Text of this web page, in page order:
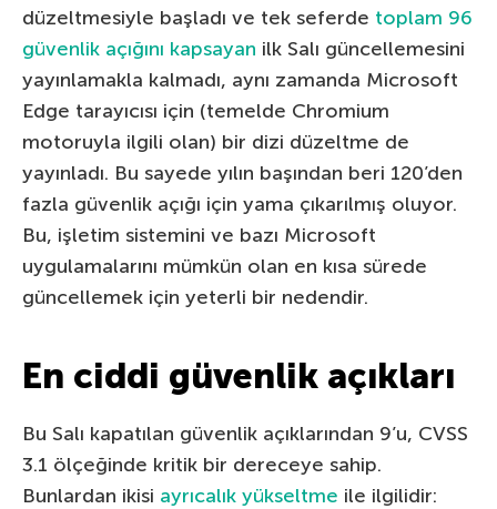
düzeltmesiyle başladı ve tek seferde toplam 96
güvenlik açığını kapsayan ilk Salı güncellemesini
yayınlamakla kalmadı, aynı zamanda Microsoft
Edge tarayıcısı için (temelde Chromium
motoruyla ilgili olan) bir dizi düzeltme de
yayınladı. Bu sayede yılın başından beri 120’den
fazla güvenlik açığı için yama çıkarılmış oluyor.
Bu, işletim sistemini ve bazı Microsoft
uygulamalarını mümkün olan en kısa sürede
güncellemek için yeterli bir nedendir.
En ciddi güvenlik açıkları
Bu Salı kapatılan güvenlik açıklarından 9’u, CVSS
3.1 ölçeğinde kritik bir dereceye sahip.
Bunlardan ikisi ayrıcalık yükseltme ile ilgilidir: